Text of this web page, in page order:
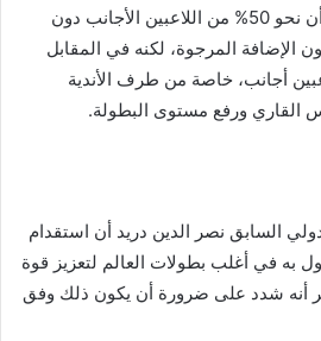
وأوضح في تصريح صحفي أن نحو 50% من اللاعبين الأجانب دون
الإضافة المرجوة، لكنه في المقابل
أجانب، خاصة من طرف الأندية
القاري ورفع مستوى البطولة.
السابق نصر الدين دريد أن استقدام
به في أغلب بطولات العالم لتعزيز قوة
غير أنه شدد على ضرورة أن يكون ذلك وفق